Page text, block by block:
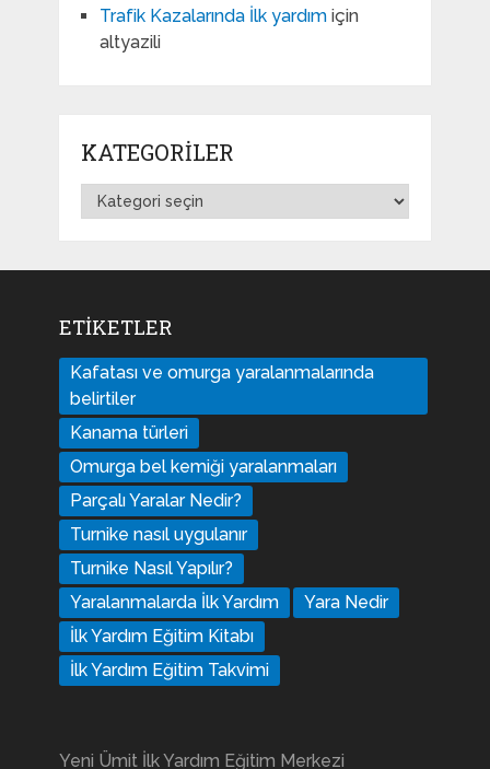
Trafik Kazalarında İlk yardımiçin
altyazili
KATEGORILER
Kategoriler
ETIKETLER
Kafatası ve omurga yaralanmalarında
belirtiler
Kanama türleri
Omurga bel kemiği yaralanmaları
Parçalı Yaralar Nedir?
Turnike nasıl uygulanır
Turnike Nasıl Yapılır?
Yaralanmalarda İlk Yardım
Yara Nedir
İlk Yardım Eğitim Kitabı
İlk Yardım Eğitim Takvimi
Yeni Ümit İlk Yardım Eğitim Merkezi